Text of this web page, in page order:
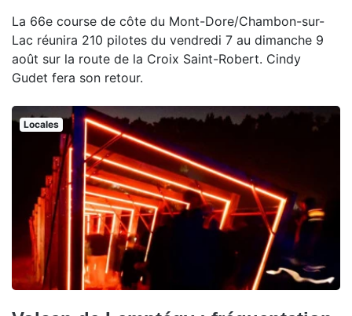
La 66e course de côte du Mont-Dore/Chambon-sur-
Lac réunira 210 pilotes du vendredi 7 au dimanche 9
août sur la route de la Croix Saint-Robert. Cindy
Gudet fera son retour.
Locales